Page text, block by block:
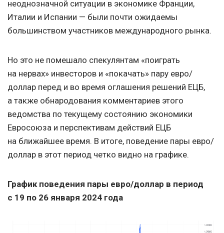
неоднозначной ситуации в экономике Франции,
Италии и Испании — были почти ожидаемы
большинством участников международного рынка.
Но это не помешало спекулянтам «поиграть
на нервах» инвесторов и «покачать» пару евро/
доллар перед и во время оглашения решений ЕЦБ,
а также обнародования комментариев этого
ведомства по текущему состоянию экономики
Евросоюза и перспективам действий ЕЦБ
на ближайшее время. В итоге, поведение пары евро/
доллар в этот период четко видно на графике.
График поведения пары евро/доллар в период
с 19 по 26 января 2024 года